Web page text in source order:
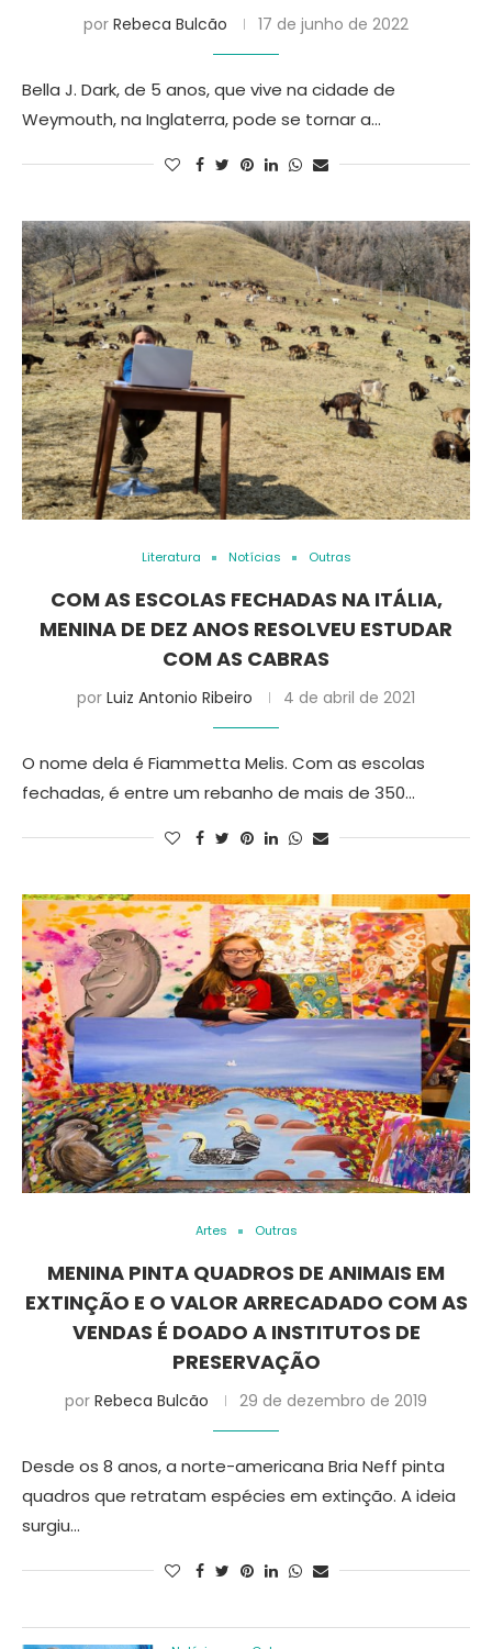
por Rebeca Bulcão 17 de junho de 2022
Bella J. Dark, de 5 anos, que vive na cidade de
Weymouth, na Inglaterra, pode se tornar a…
Literatura Notícias Outras
COM AS ESCOLAS FECHADAS NA ITÁLIA,
MENINA DE DEZ ANOS RESOLVEU ESTUDAR
COM AS CABRAS
por Luiz Antonio Ribeiro 4 de abril de 2021
O nome dela é Fiammetta Melis. Com as escolas
fechadas, é entre um rebanho de mais de 350…
Artes Outras
MENINA PINTA QUADROS DE ANIMAIS EM
EXTINÇÃO E O VALOR ARRECADADO COM AS
VENDAS É DOADO A INSTITUTOS DE
PRESERVAÇÃO
por Rebeca Bulcão 29 de dezembro de 2019
Desde os 8 anos, a norte-americana Bria Neff pinta
quadros que retratam espécies em extinção. A ideia
surgiu…